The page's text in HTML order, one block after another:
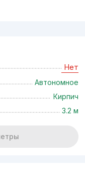
Нет
Автономное
Кирпич
3.2 м